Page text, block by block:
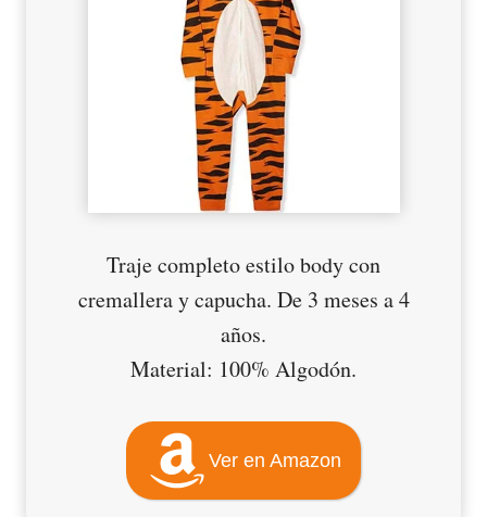
Traje completo estilo body con
cremallera y capucha. De 3 meses a 4
años.
Material: 100% Algodón.
Ver en Amazon